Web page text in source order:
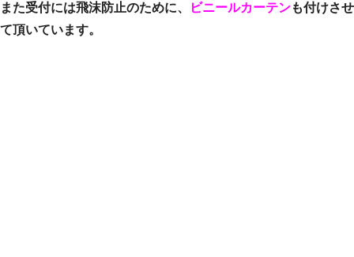
また受付には飛沫防止のために、
ビニールカーテンも付けさせ
て頂いています。